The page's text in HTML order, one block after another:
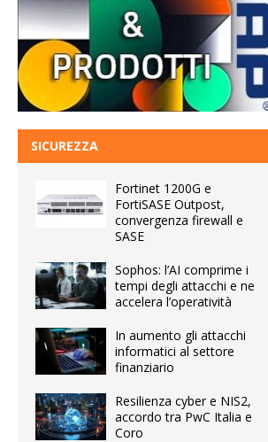
SICUREZZA
Fortinet 1200G e
FortiSASE Outpost,
convergenza firewall e
SASE
Sophos: l’AI comprime i
tempi degli attacchi e ne
accelera l’operatività
In aumento gli attacchi
informatici al settore
finanziario
Resilienza cyber e NIS2,
accordo tra PwC Italia e
Coro